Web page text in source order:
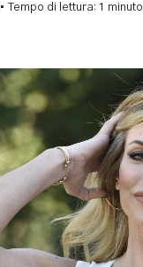
• Tempo di lettura: 1 minuto